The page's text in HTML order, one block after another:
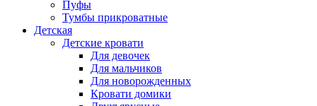
Пуфы
Тумбы прикроватные
Детская
Детские кровати
Для девочек
Для мальчиков
Для новорожденных
Кровати домики